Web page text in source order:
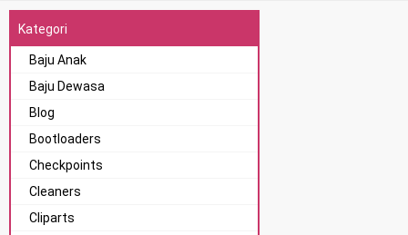
Kategori
Baju Anak
Baju Dewasa
Blog
Bootloaders
Checkpoints
Cleaners
Cliparts